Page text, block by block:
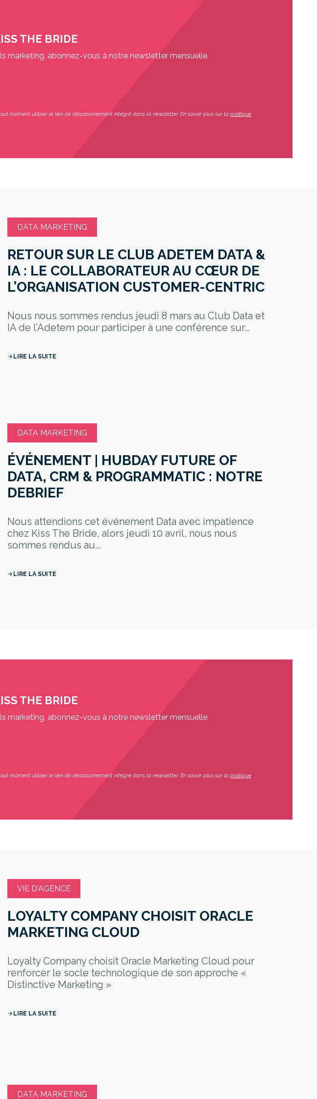
THE BRIDE
marketing, abonnez-vous à notre newsletter mensuelle.
moment utiliser le lien de désabonnement intégré dans la newsletter. En savoir plus sur la politique
DATA MARKETING
RETOUR SUR LE CLUB ADETEM DATA &
IA : LE COLLABORATEUR AU CŒUR DE
L’ORGANISATION CUSTOMER-CENTRIC
Nous nous sommes rendus jeudi 8 mars au Club Data et
IA de l’Adetem pour participer à une conférence sur...
arrow_forward LIRE LA SUITE
DATA MARKETING
ÉVÉNEMENT | HUBDAY FUTURE OF
DATA, CRM & PROGRAMMATIC : NOTRE
DEBRIEF
Nous attendions cet événement Data avec impatience
chez Kiss The Bride, alors jeudi 10 avril, nous nous
sommes rendus au...
arrow_forward LIRE LA SUITE
THE BRIDE
marketing, abonnez-vous à notre newsletter mensuelle.
moment utiliser le lien de désabonnement intégré dans la newsletter. En savoir plus sur la politique
VIE D'AGENCE
LOYALTY COMPANY CHOISIT ORACLE
MARKETING CLOUD
Loyalty Company choisit Oracle Marketing Cloud pour
renforcer le socle technologique de son approche «
Distinctive Marketing »
arrow_forward LIRE LA SUITE
DATA MARKETING